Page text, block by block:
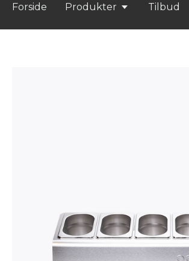
Forside Produkter Tilbud